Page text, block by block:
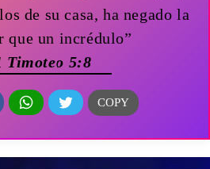
de su casa, ha negado la
que un incrédulo”
5:8